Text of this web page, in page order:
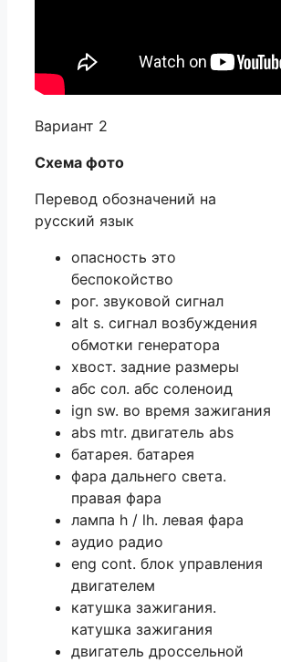
Вариант 2
Схема фото
Перевод обозначений на
русский язык
опасность это
беспокойство
рог. звуковой сигнал
alt s. сигнал возбуждения
обмотки генератора
хвост. задние размеры
абс сол. абс соленоид
ign sw. во время зажигания
abs mtr. двигатель abs
батарея. батарея
фара дальнего света.
правая фара
лампа h / lh. левая фара
аудио радио
eng cont. блок управления
двигателем
катушка зажигания.
катушка зажигания
двигатель дроссельной